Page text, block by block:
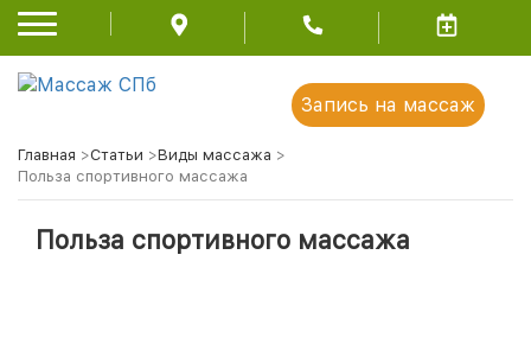
Запись на массаж
Главная >Статьи >Виды массажа >
Польза спортивного массажа